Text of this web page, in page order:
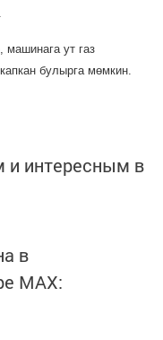
ут газ
булырга мөмкин.
интересным в
в
MАХ: